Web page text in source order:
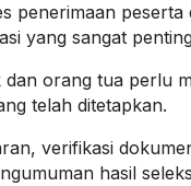
penerimaan peserta
yang sangat
dan orang tua perlu
telah ditetapkan.
verifikasi
hasil